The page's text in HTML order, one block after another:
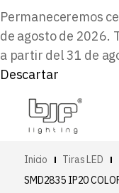
Permaneceremos
de agosto de 2026.
a partir del 31 de
Descartar
Inicio Tiras LED
SMD2835 IP20